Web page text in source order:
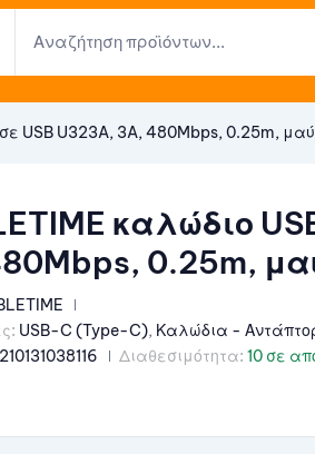
USB U323A, 3A, 480Mbps, 0.25m,
καλώδιο
0.25m,
USB-C (Type-C), Καλώδια -
Διαθεσιμότητα: 10 σε